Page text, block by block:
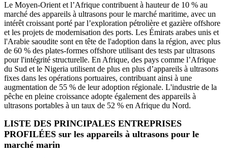
Le Moyen-Orient et l’Afrique contribuent à hauteur de 10 % au
marché des appareils à ultrasons pour le marché maritime, avec un
intérêt croissant porté par l’exploration pétrolière et gazière offshore
et les projets de modernisation des ports. Les Émirats arabes unis et
l'Arabie saoudite sont en tête de l'adoption dans la région, avec plus
de 60 % des plates-formes offshore utilisant des tests par ultrasons
pour l'intégrité structurelle. En Afrique, des pays comme l’Afrique
du Sud et le Nigeria utilisent de plus en plus d’appareils à ultrasons
fixes dans les opérations portuaires, contribuant ainsi à une
augmentation de 55 % de leur adoption régionale. L'industrie de la
pêche en pleine croissance adopte également des appareils à
ultrasons portables à un taux de 52 % en Afrique du Nord.
LISTE DES PRINCIPALES ENTREPRISES
PROFILÉES sur les appareils à ultrasons pour le
marché marin